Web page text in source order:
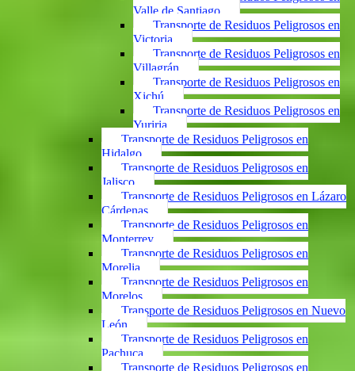
Valle de Santiago
Transporte de Residuos Peligrosos en
Victoria
Transporte de Residuos Peligrosos en
Villagrán
Transporte de Residuos Peligrosos en
Xichú
Transporte de Residuos Peligrosos en
Yuriria
Transporte de Residuos Peligrosos en
Hidalgo
Transporte de Residuos Peligrosos en
Jalisco
Transporte de Residuos Peligrosos en Lázaro
Cárdenas
Transporte de Residuos Peligrosos en
Monterrey
Transporte de Residuos Peligrosos en
Morelia
Transporte de Residuos Peligrosos en
Morelos
Transporte de Residuos Peligrosos en Nuevo
León
Transporte de Residuos Peligrosos en
Pachuca
Transporte de Residuos Peligrosos en